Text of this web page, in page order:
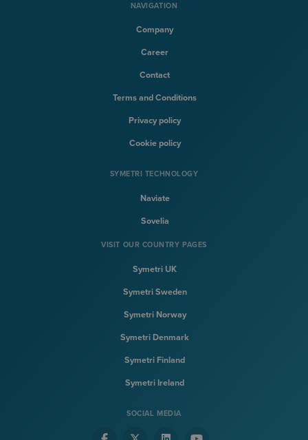
NAVIGATION
Company
Career
Contact
Terms and Conditions
Privacy policy
Cookie policy
SYMETRI TECHNOLOGY
Naviate
Sovelia
VISIT OUR COUNTRY PAGES
Symetri UK
Symetri Sweden
Symetri Norway
Symetri Denmark
Symetri Finland
Symetri Ireland
SOCIAL MEDIA